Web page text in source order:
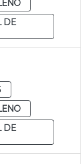
DE
DE